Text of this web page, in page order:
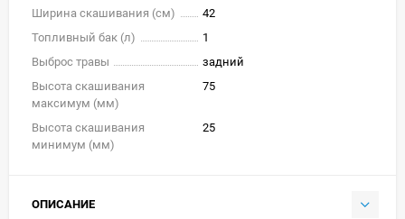
Ширина скашивания (см)
42
Топливный бак (л)
1
Выброс травы
задний
Высота скашивания
максимум (мм)
75
Высота скашивания
минимум (мм)
25
ОПИСАНИЕ